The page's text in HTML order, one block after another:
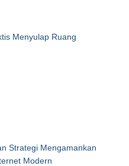
Menyulap Ruang
Strategi Mengamankan
Modern